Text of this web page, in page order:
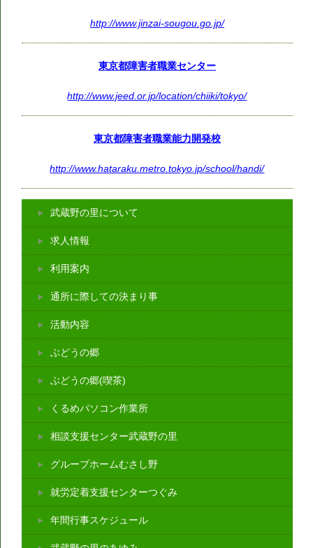
http://www.jinzai-sougou.go.jp/
東京都障害者職業センター
http://www.jeed.or.jp/location/chiiki/tokyo/
東京都障害者職業能力開発校
http://www.hataraku.metro.tokyo.jp/school/handi/
武蔵野の里について
求人情報
利用案内
通所に際しての決まり事
活動内容
ぶどうの郷
ぶどうの郷(喫茶)
くるめパソコン作業所
相談支援センター武蔵野の里
グループホームむさし野
就労定着支援センターつぐみ
年間行事スケジュール